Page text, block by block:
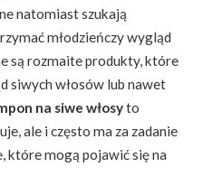
natomiast szukają
młodzieńczy wygląd
są rozmaite produkty, które
siwych włosów lub nawet
na siwe włosyto
ale i często ma za zadanie
które mogą pojawić się na